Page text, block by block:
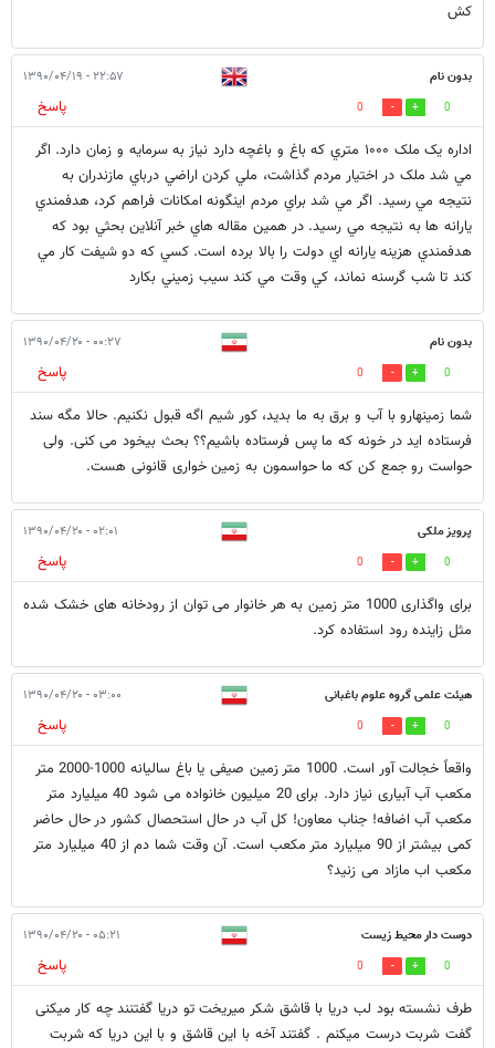
کش
بدون نام ۲۲:۵۷ - ۱۳۹۰/۰۴/۱۹
0
0
پاسخ
اداره يک ملک ۱۰۰۰ متري که باغ و باغچه دارد نياز به سرمايه و زمان دارد. اگر
مي شد ملک در اختيار مردم گذاشت، ملي کردن اراضي درباي مازندران به
نتيجه مي رسيد. اگر مي شد براي مردم اينگونه امکانات فراهم کرد، هدفمندي
يارانه ها به نتيجه مي رسيد. در همين مقاله هاي خبر آنلاين بحثي بود که
هدفمندي هزينه يارانه اي دولت را بالا برده است. کسي که دو شيفت کار مي
کند تا شب گرسنه نماند، کي وقت مي کند سيب زميني بکارد
بدون نام ۰۰:۲۷ - ۱۳۹۰/۰۴/۲۰
0
0
پاسخ
شما زمینهارو با آب و برق به ما بدید، کور شیم اگه قبول نکنیم. حالا مگه سند
فرستاده اید در خونه که ما پس فرستاده باشیم؟؟ بحث بیخود می کنی. ولی
حواست رو جمع کن که ما حواسمون به زمین خواری قانونی هست.
پرویز ملکی ۰۲:۰۱ - ۱۳۹۰/۰۴/۲۰
0
0
پاسخ
برای واگذاری 1000 متر زمین به هر خانوار می توان از رودخانه های خشک شده
مثل زاینده رود استفاده کرد.
هیئت علمی گروه علوم باغبانی ۰۳:۰۰ - ۱۳۹۰/۰۴/۲۰
0
0
پاسخ
واقعاً خجالت آور است. 1000 متر زمین صیفی یا باغ سالیانه 1000-2000 متر
مکعب آب آبیاری نیاز دارد. برای 20 میلیون خانواده می شود 40 میلیارد متر
مکعب آب اضافه! جناب معاون! کل آب در حال استحصال کشور در حال حاضر
کمی بیشتر از 90 میلیارد متر مکعب است. آن وقت شما دم از 40 میلیارد متر
مکعب اب مازاد می زنید؟
دوست دار محیط زیست ۰۵:۲۱ - ۱۳۹۰/۰۴/۲۰
0
0
پاسخ
طرف نشسته بود لب دریا با قاشق شکر میریخت تو دریا گفتنند چه کار میکنی
گفت شربت درست میکنم . گفتند آخه با این قاشق و با این دریا که شربت